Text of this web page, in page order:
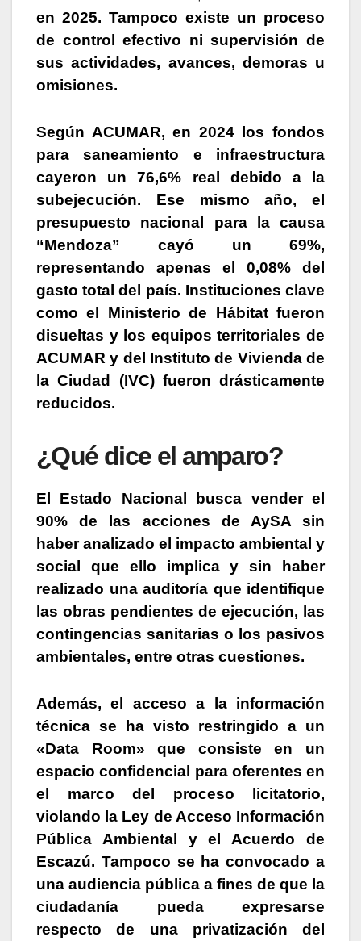
en 2025. Tampoco existe un proceso
de control efectivo ni supervisión de
sus actividades, avances, demoras u
omisiones.
Según ACUMAR, en 2024 los fondos
para saneamiento e infraestructura
cayeron un 76,6% real debido a la
subejecución. Ese mismo año, el
presupuesto nacional para la causa
“Mendoza” cayó un 69%,
representando apenas el 0,08% del
gasto total del país. Instituciones clave
como el Ministerio de Hábitat fueron
disueltas y los equipos territoriales de
ACUMAR y del Instituto de Vivienda de
la Ciudad (IVC) fueron drásticamente
reducidos.
¿Qué dice el amparo?
El Estado Nacional busca vender el
90% de las acciones de AySA sin
haber analizado el impacto ambiental y
social
que ello implica y sin haber
realizado una auditoría que identifique
las obras pendientes de ejecución, las
contingencias sanitarias o los pasivos
ambientales, entre otras cuestiones.
Además, el acceso a la información
técnica se ha visto restringido a un
«Data Room» que consiste en un
espacio confidencial para oferentes en
el marco del proceso licitatorio,
violando la Ley de Acceso Información
Pública Ambiental y el Acuerdo de
Escazú. Tampoco se ha convocado a
una audiencia pública a fines de que la
ciudadanía pueda expresarse
respecto de una privatización del